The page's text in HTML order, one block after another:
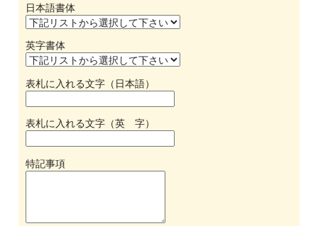
日本語書体
英字書体
表札に入れる文字（日本語）
表札に入れる文字（英 字）
特記事項